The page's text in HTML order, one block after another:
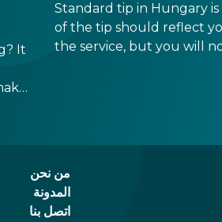
Standard tip in Hungary is
of the tip should reflect
the service, but you will
expected to tip too.
It
من نحن
المدونة
اتصل بنا